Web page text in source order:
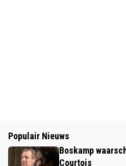
Populair Nieuws
Boskamp
Courtois